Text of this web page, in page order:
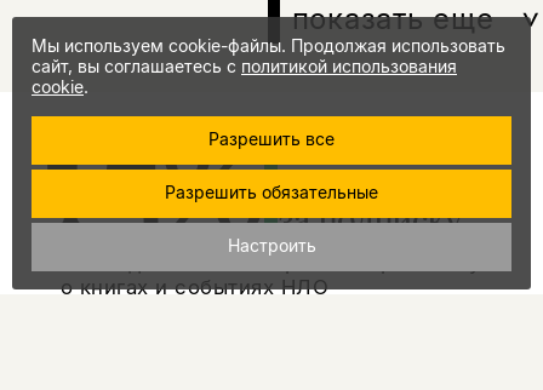
показать еще
15% промокод
на скидку
за подписку
Еженедельно мы отправляем рассылку
о книгах и событиях НЛО
Мы используем cookie-файлы. Продолжая использовать
сайт, вы соглашаетесь с политикой использования
cookie.
Разрешить все
Разрешить обязательные
Настроить